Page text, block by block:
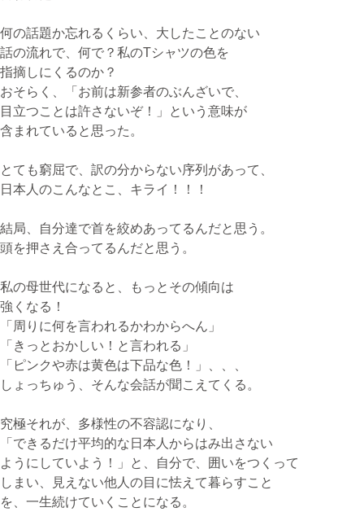
何の話題か忘れるくらい、大したことのない
話の流れで、何で？私のTシャツの色を
指摘しにくるのか？
おそらく、「お前は新参者のぶんざいで、
目立つことは許さないぞ！」という意味が
含まれていると思った。
とても窮屈で、訳の分からない序列があって、
日本人のこんなとこ、キライ！！！
結局、自分達で首を絞めあってるんだと思う。
頭を押さえ合ってるんだと思う。
私の母世代になると、もっとその傾向は
強くなる！
「周りに何を言われるかわからへん」
「きっとおかしい！と言われる」
「ピンクや赤は黄色は下品な色！」、、、
しょっちゅう、そんな会話が聞こえてくる。
究極それが、多様性の不容認になり、
「できるだけ平均的な日本人からはみ出さない
ようにしていよう！」と、自分で、囲いをつくって
しまい、見えない他人の目に怯えて暮らすこと
を、一生続けていくことになる。